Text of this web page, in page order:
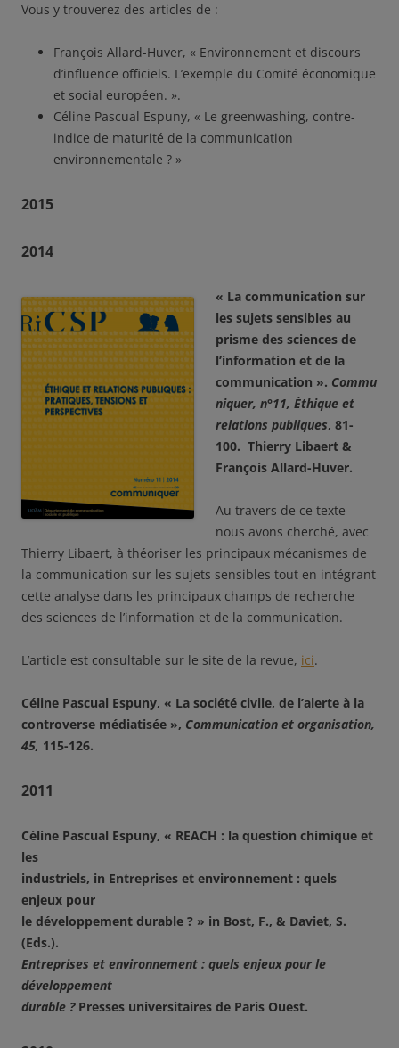
Vous y trouverez des articles de :
François Allard-Huver, « Environnement et discours
d’influence officiels. L’exemple du Comité économique
et social européen. ».
Céline Pascual Espuny, « Le greenwashing, contre-
indice de maturité de la communication
environnementale ? »
2015
2014
« La communication sur
les sujets sensibles au
prisme des sciences de
l’information et de la
communication ». Commu
niquer, n°11, Éthique et
relations publiques, 81-
100. Thierry Libaert &
François Allard-Huver.
Au travers de ce texte
nous avons cherché, avec
Thierry Libaert, à théoriser les principaux mécanismes de
la communication sur les sujets sensibles tout en intégrant
cette analyse dans les principaux champs de recherche
des sciences de l’information et de la communication.
L’article est consultable sur le site de la revue, ici.
Céline Pascual Espuny, « La société civile, de l’alerte à la
controverse médiatisée », Communication et organisation,
45, 115-126.
2011
Céline Pascual Espuny, « REACH : la question chimique et
les
industriels, in Entreprises et environnement : quels
enjeux pour
le développement durable ? » in Bost, F., & Daviet, S.
(Eds.).
Entreprises et environnement : quels enjeux pour le
développement
durable ?Presses universitaires de Paris Ouest.